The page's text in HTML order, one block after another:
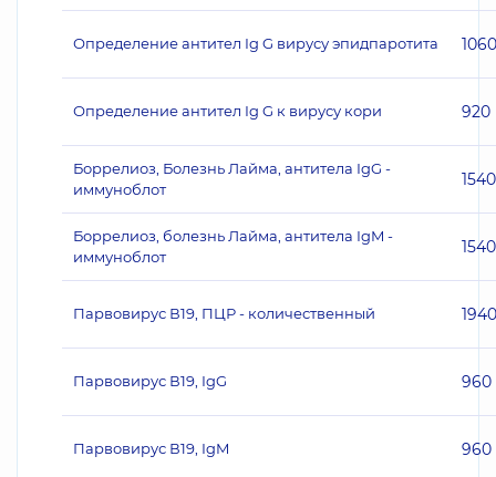
Определение антител Ig G вирусу эпидпаротита 1060
Определение антител Ig G к вирусу кори 920
Боррелиоз, Болезнь Лайма, антитела IgG -
иммуноблот
1540
Боррелиоз, болезнь Лайма, антитела IgM -
иммуноблот
1540
Парвовирус В19, ПЦР - количественный 1940
Парвовирус В19, IgG 960
Парвовирус В19, IgM 960